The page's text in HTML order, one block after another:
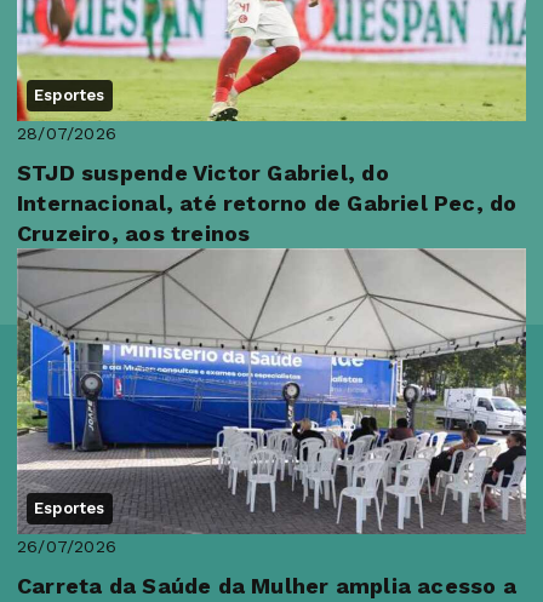
Esportes
28/07/2026
STJD suspende Victor Gabriel, do
Internacional, até retorno de Gabriel Pec, do
Cruzeiro, aos treinos
Esportes
26/07/2026
Carreta da Saúde da Mulher amplia acesso a